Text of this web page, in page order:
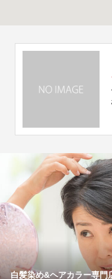
白髪染め&ヘアカラー専門